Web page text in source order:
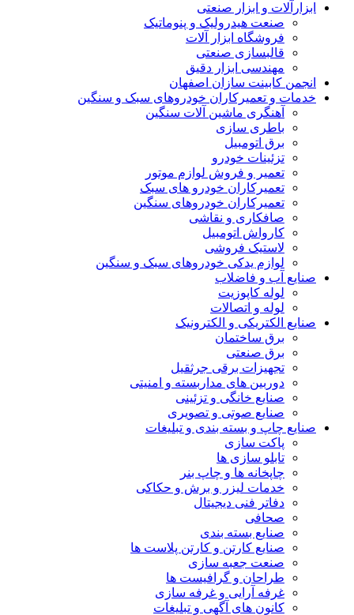
ابزارآلات و ابزار صنعتی
صنعت هیدرولیک و پنوماتیک
فروشگاه ابزار آلات
قالبسازی صنعتی
مهندسی ابزار دقیق
انجمن کابینت سازان اصفهان
خدمات و تعمیرکاران خودروهای سبک و سنگین
آهنگری ماشین آلات سنگین
باطری سازی
برق اتومبیل
تزئینات خودرو
تعمیر و فروش لوازم موتور
تعمیرکاران خودرو های سبک
تعمیرکاران خودروهای سنگین
صافکاری و نقاشی
کارواش اتومبیل
لاستیک فروشی
لوازم یدکی خودروهای سبک و سنگین
صنایع آب و فاضلاب
لوله کاپوزیت
لوله و اتصالات
صنایع الکتریکی و الکترونیک
برق ساختمان
برق صنعتی
تجهیزات برقی جرثقیل
دوربین های مداربسته و امنیتی
صنایع خانگی و تزئینی
صنایع صوتی و تصویری
صنایع چاپ و بسته بندی و تبلیغات
پاکت سازی
تابلو سازی ها
چاپخانه ها و چاپ بنر
خدمات لیزر و برش و حکاکی
دفاتر فنی دیجیتال
صحافی
صنایع بسته بندی
صنایع کارتن و کارتن پلاست ها
صنعت جعبه سازی
طراحان و گرافیست ها
غرفه آرایی و غرفه سازی
کانون های آگهی و تبلیغات